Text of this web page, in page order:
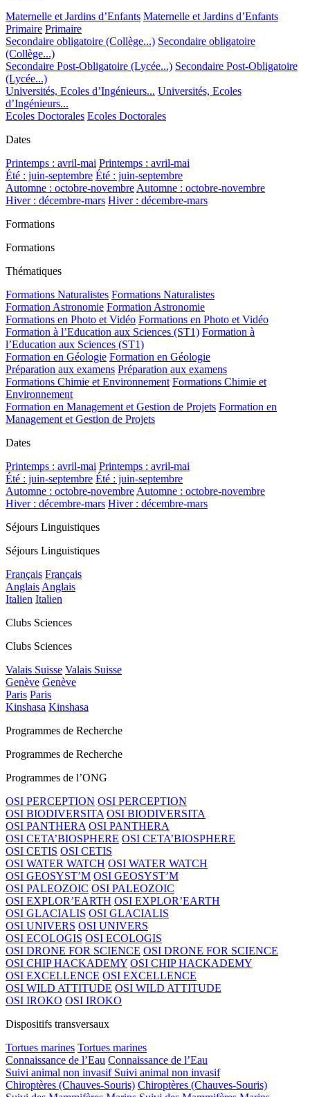
Maternelle et Jardins d’Enfants Maternelle et Jardins d’Enfants
Primaire Primaire
Secondaire obligatoire (Collège...) Secondaire obligatoire
(Collège...)
Secondaire Post-Obligatoire (Lycée...) Secondaire Post-Obligatoire
(Lycée...)
Universités, Ecoles d’Ingénieurs... Universités, Ecoles
d’Ingénieurs...
Ecoles Doctorales Ecoles Doctorales
Dates
Printemps : avril-mai Printemps : avril-mai
Été : juin-septembre Été : juin-septembre
Automne : octobre-novembreAutomne : octobre-novembre
Hiver : décembre-mars Hiver : décembre-mars
Formations
Formations
Thématiques
Formations Naturalistes Formations Naturalistes
Formation Astronomie Formation Astronomie
Formations en Photo et Vidéo Formations en Photo et Vidéo
Formation à l’Education aux Sciences (ST1) Formation à
l’Education aux Sciences (ST1)
Formation en Géologie Formation en Géologie
Préparation aux examens Préparation aux examens
Formations Chimie et Environnement Formations Chimie et
Environnement
Formation en Management et Gestion de Projets Formation en
Management et Gestion de Projets
Dates
Printemps : avril-mai Printemps : avril-mai
Été : juin-septembre Été : juin-septembre
Automne : octobre-novembreAutomne : octobre-novembre
Hiver : décembre-mars Hiver : décembre-mars
Séjours Linguistiques
Séjours Linguistiques
Français Français
AnglaisAnglais
Italien Italien
Clubs Sciences
Clubs Sciences
Valais Suisse Valais Suisse
Genève Genève
Paris Paris
Kinshasa Kinshasa
Programmes de Recherche
Programmes de Recherche
Programmes de l’ONG
OSI PERCEPTION OSI PERCEPTION
OSI BIODIVERSITA OSI BIODIVERSITA
OSI PANTHERA OSI PANTHERA
OSI CETA’BIOSPHERE OSI CETA’BIOSPHERE
OSI CETIS OSI CETIS
OSI WATER WATCH OSI WATER WATCH
OSI GEOSYST’M OSI GEOSYST’M
OSI PALEOZOIC OSI PALEOZOIC
OSI EXPLOR’EARTH OSI EXPLOR’EARTH
OSI GLACIALIS OSI GLACIALIS
OSI UNIVERS OSI UNIVERS
OSI ECOLOGIS OSI ECOLOGIS
OSI DRONE FOR SCIENCE OSI DRONE FOR SCIENCE
OSI CHIP HACKADEMY OSI CHIP HACKADEMY
OSI EXCELLENCE OSI EXCELLENCE
OSI WILD ATTITUDE OSI WILD ATTITUDE
OSI IROKO OSI IROKO
Dispositifs transversaux
Tortues marines Tortues marines
Connaissance de l’Eau Connaissance de l’Eau
Suivi animal non invasif Suivi animal non invasif
Chiroptères (Chauves-Souris) Chiroptères (Chauves-Souris)